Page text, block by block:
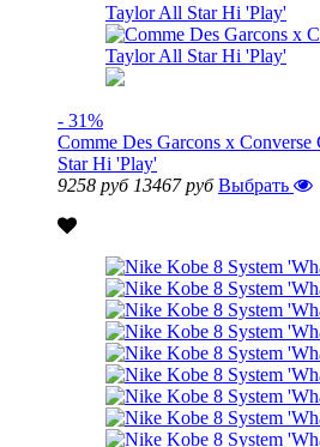
- 31%
Comme Des Garcons x
Star Hi 'Play'
9258 руб 13467 руб Выбрать